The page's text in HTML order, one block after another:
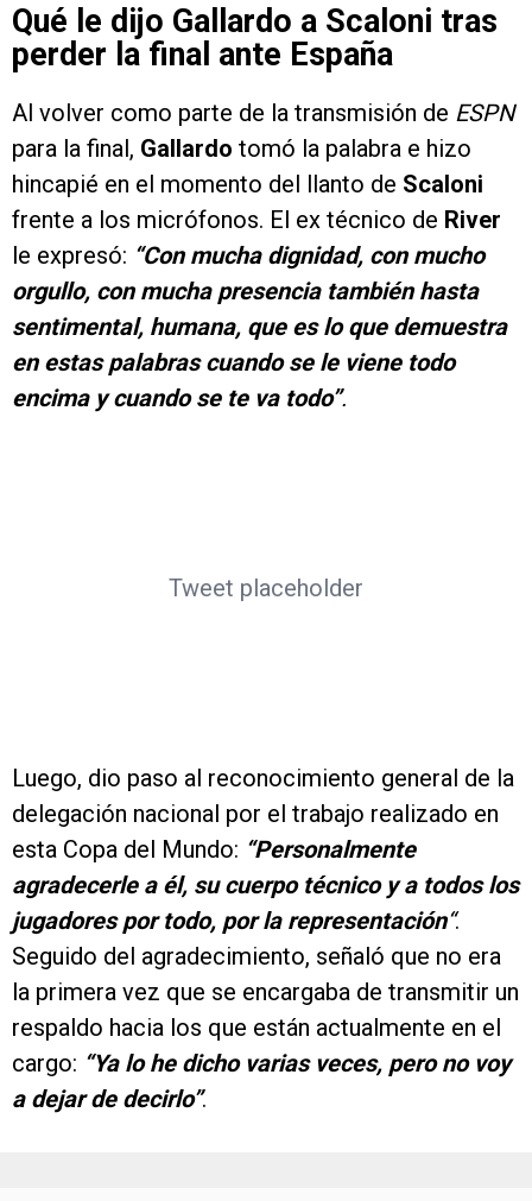
Qué le dijo Gallardo a Scaloni tras
perder la final ante España
Al volver como parte de la transmisión de ESPN
para la final, Gallardo tomó la palabra e hizo
hincapié en el momento del llanto de Scaloni
frente a los micrófonos. El ex técnico de River
le expresó: “Con mucha dignidad, con mucho
orgullo, con mucha presencia también hasta
sentimental, humana, que es lo que demuestra
en estas palabras cuando se le viene todo
encima y cuando se te va todo”.
Tweet placeholder
Luego, dio paso al reconocimiento general de la
delegación nacional por el trabajo realizado en
esta Copa del Mundo: “Personalmente
agradecerle a él, su cuerpo técnico y a todos los
jugadores por todo, por la representación“.
Seguido del agradecimiento, señaló que no era
la primera vez que se encargaba de transmitir un
respaldo hacia los que están actualmente en el
cargo: “Ya lo he dicho varias veces, pero no voy
a dejar de decirlo”.